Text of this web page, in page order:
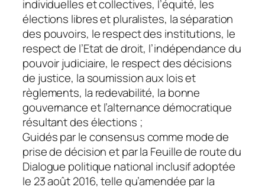
individuelles et collectives, l’équité, les
élections libres et pluralistes, la séparation
des pouvoirs, le respect des institutions, le
respect de l’Etat de droit, l’indépendance du
pouvoir judiciaire, le respect des décisions
de justice, la soumission aux lois et
règlements, la redevabilité, la bonne
gouvernance et l’alternance démocratique
résultant des élections ;
Guidés par le consensus comme mode de
prise de décision et par la Feuille de route du
Dialogue politique national inclusif adoptée
le 23 août 2016, telle qu’amendée par la